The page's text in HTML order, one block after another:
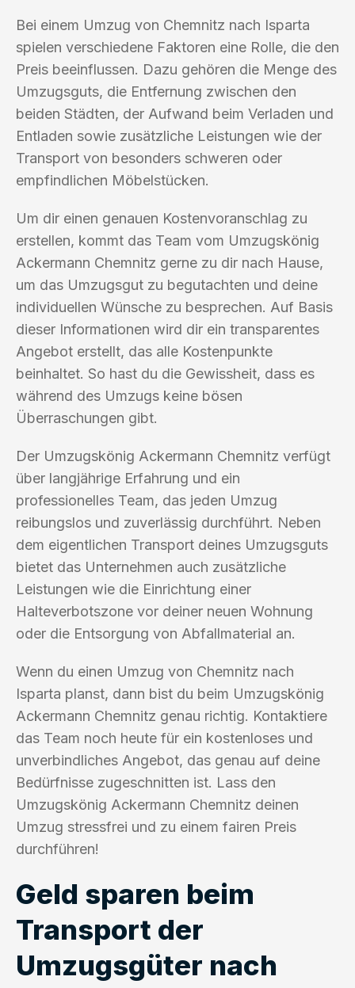
Bei einem Umzug von Chemnitz nach Isparta
spielen verschiedene Faktoren eine Rolle, die den
Preis beeinflussen. Dazu gehören die Menge des
Umzugsguts, die Entfernung zwischen den
beiden Städten, der Aufwand beim Verladen und
Entladen sowie zusätzliche Leistungen wie der
Transport von besonders schweren oder
empfindlichen Möbelstücken.
Um dir einen genauen Kostenvoranschlag zu
erstellen, kommt das Team vom Umzugskönig
Ackermann Chemnitz gerne zu dir nach Hause,
um das Umzugsgut zu begutachten und deine
individuellen Wünsche zu besprechen. Auf Basis
dieser Informationen wird dir ein transparentes
Angebot erstellt, das alle Kostenpunkte
beinhaltet. So hast du die Gewissheit, dass es
während des Umzugs keine bösen
Überraschungen gibt.
Der Umzugskönig Ackermann Chemnitz verfügt
über langjährige Erfahrung und ein
professionelles Team, das jeden Umzug
reibungslos und zuverlässig durchführt. Neben
dem eigentlichen Transport deines Umzugsguts
bietet das Unternehmen auch zusätzliche
Leistungen wie die Einrichtung einer
Halteverbotszone vor deiner neuen Wohnung
oder die Entsorgung von Abfallmaterial an.
Wenn du einen Umzug von Chemnitz nach
Isparta planst, dann bist du beim Umzugskönig
Ackermann Chemnitz genau richtig. Kontaktiere
das Team noch heute für ein kostenloses und
unverbindliches Angebot, das genau auf deine
Bedürfnisse zugeschnitten ist. Lass den
Umzugskönig Ackermann Chemnitz deinen
Umzug stressfrei und zu einem fairen Preis
durchführen!
Geld sparen beim
Transport der
Umzugsgüter nach